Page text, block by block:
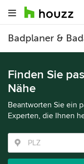
Badplaner &
Finden Sie
Nähe
Beantworten Sie ein
Experten, die Ihnen